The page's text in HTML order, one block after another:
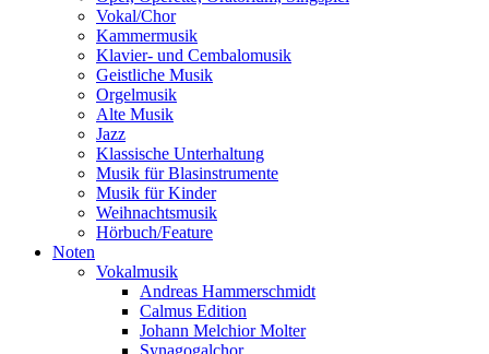
Vokal/Chor
Kammermusik
Klavier- und Cembalomusik
Geistliche Musik
Orgelmusik
Alte Musik
Jazz
Klassische Unterhaltung
Musik für Blasinstrumente
Musik für Kinder
Weihnachtsmusik
Hörbuch/Feature
Noten
Vokalmusik
Andreas Hammerschmidt
Calmus Edition
Johann Melchior Molter
Synagogalchor